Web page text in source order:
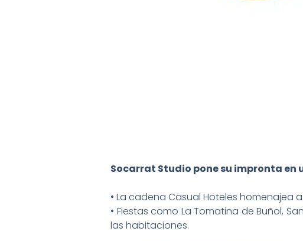
Socarrat Studio pone su impronta en
• La cadena Casual Hoteles
• Fiestas como La Tomatina de Buñol,
las habitaciones.